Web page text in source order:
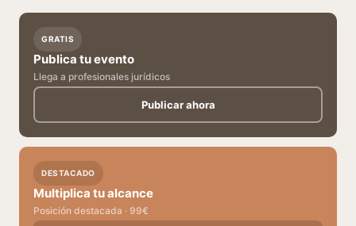
GRATIS
Publica tu evento
Llega a profesionales jurídicos
Publicar ahora
DESTACADO
Multiplica tu alcance
Posición destacada · 99€